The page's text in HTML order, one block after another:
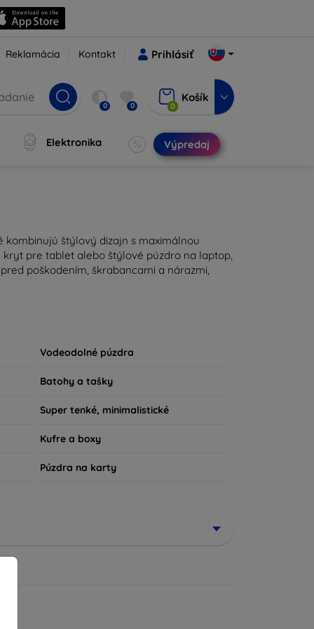
Reklamácia Kontakt Prihlásiť
0 0 0
Košík
Elektronika Výpredaj
štýlový dizajn s maximálnou
pre tablet alebo štýlové púzdro na laptop,
poškodením, škrabancami a nárazmi,
vášho každodenného outfitu. Pre
sme tu práve pre vás.
Vodeodolné púzdra
Batohy a tašky
Super tenké, minimalistické
Kufre a boxy
Púzdra na karty